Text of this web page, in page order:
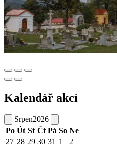
Kalendář akcí
Srpen2026
Po Út St Čt Pá So Ne
27 28 29 30 31 1
2